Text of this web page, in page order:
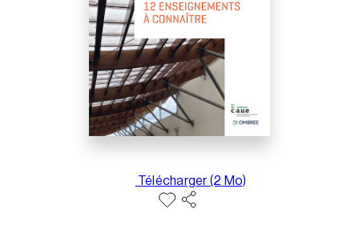
Télécharger (2 Mo)